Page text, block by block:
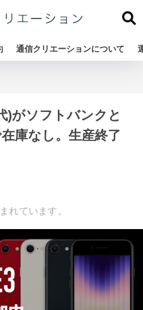
通信クリエーションについて
)がソフトバンクと
庫なし。生産終了
れています。